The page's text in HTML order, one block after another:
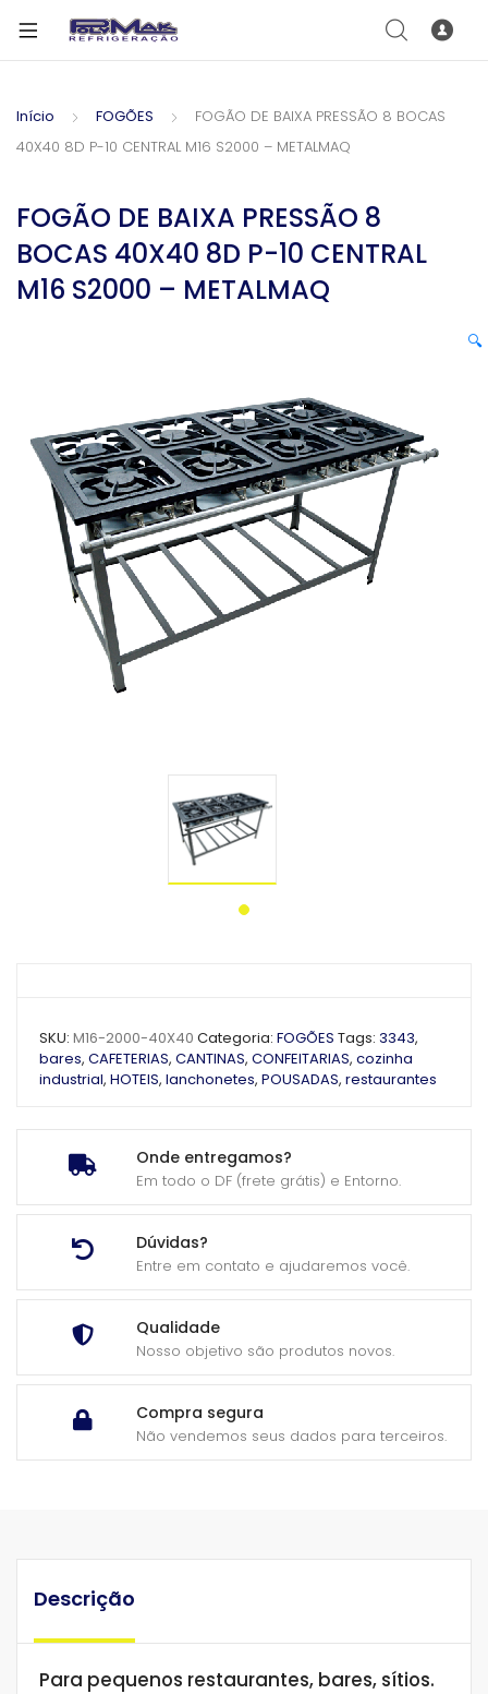
Início FOGÕES
FOGÃO DE BAIXA PRESSÃO 8 BOCAS
40X40 8D P-10 CENTRAL M16 S2000 – METALMAQ
FOGÃO DE BAIXA PRESSÃO 8
BOCAS 40X40 8D P-10 CENTRAL
M16 S2000 – METALMAQ
🔍
Onde entregamos?
Em todo o DF (frete grátis) e Entorno.
Dúvidas?
Entre em contato e ajudaremos você.
Qualidade
Nosso objetivo são produtos novos.
Compra segura
Não vendemos seus dados para terceiros.
SKU: M16-2000-40X40 Categoria: FOGÕES Tags: 3343,
bares, CAFETERIAS, CANTINAS, CONFEITARIAS, cozinha
industrial, HOTEIS, lanchonetes, POUSADAS, restaurantes
Descrição
Para pequenos restaurantes, bares, sítios.